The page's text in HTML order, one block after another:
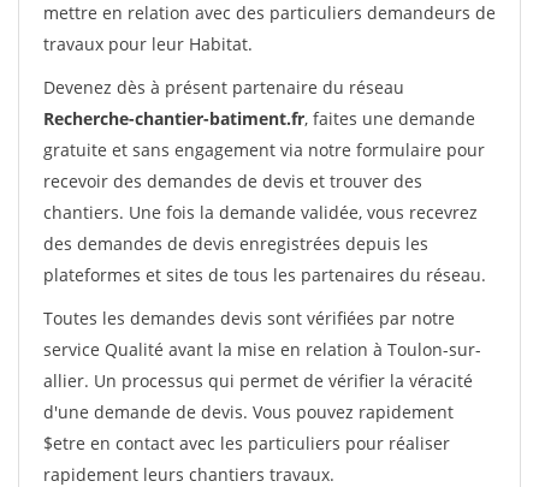
mettre en relation avec des particuliers demandeurs de
travaux pour leur Habitat.
Devenez dès à présent partenaire du réseau
Recherche-chantier-batiment.fr, faites une demande
gratuite et sans engagement via notre formulaire pour
recevoir des demandes de devis et trouver des
chantiers. Une fois la demande validée, vous recevrez
des demandes de devis enregistrées depuis les
plateformes et sites de tous les partenaires du réseau.
Toutes les demandes devis sont vérifiées par notre
service Qualité avant la mise en relation à Toulon-sur-
allier. Un processus qui permet de vérifier la véracité
d'une demande de devis. Vous pouvez rapidement
$etre en contact avec les particuliers pour réaliser
rapidement leurs chantiers travaux.